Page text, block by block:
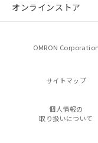
オンラインストア
OMRON Corporation
サイトマップ
個人情報の
取り扱いについて